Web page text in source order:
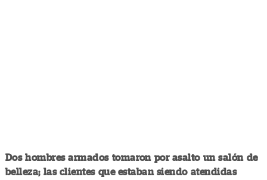
Dos hombres armados tomaron por asalto un salón de
belleza; las clientes que estaban siendo atendidas